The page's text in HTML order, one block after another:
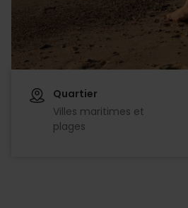
Quartier
Villes maritimes et
plages